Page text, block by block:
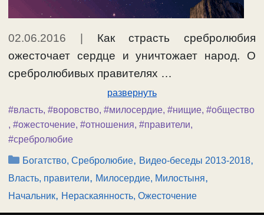
02.06.2016 | Как страсть сребролюбия
ожесточает сердце и уничтожает народ. О
сребролюбивых правителях …
развернуть
#власть, #воровство, #милосердие, #нищие, #общество
, #ожесточение, #отношения, #правители,
#сребролюбие
Рубрики
Богатство, Сребролюбие, Видео-беседы 2013-2018,
Власть, правители, Милосердие, Милостыня,
Начальник, Нераскаянность, Ожесточение